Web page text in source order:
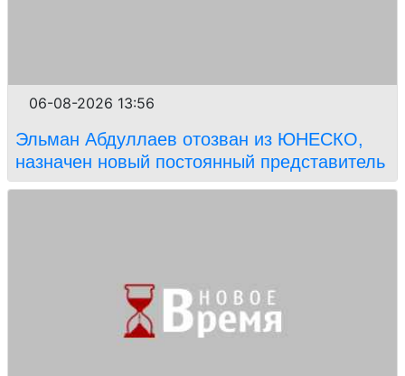
06-08-2026 13:56
Эльман Абдуллаев отозван из ЮНЕСКО,
назначен новый постоянный представитель